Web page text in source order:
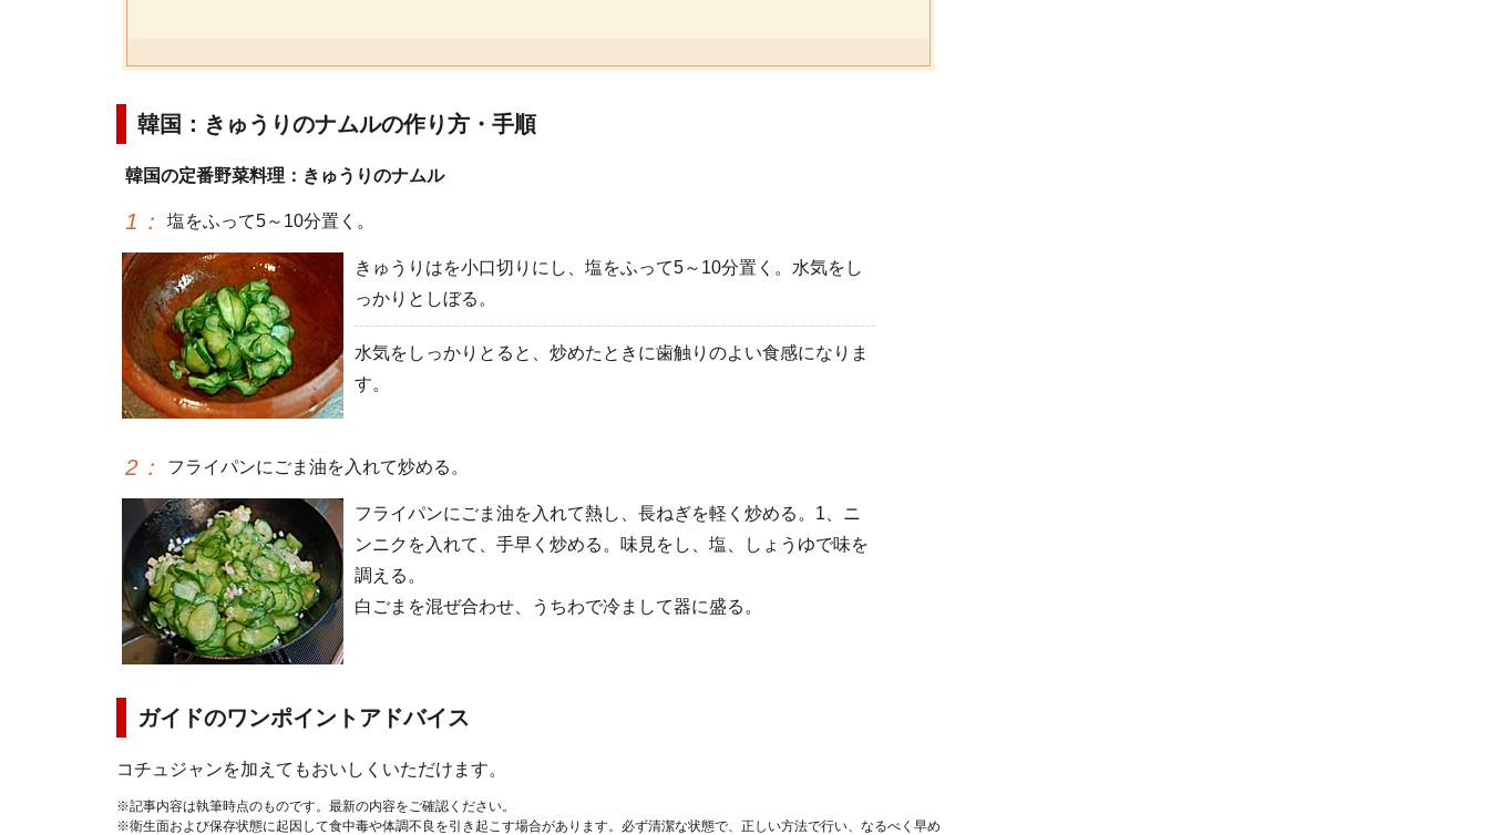
韓国：きゅうりのナムルの作り方・手順
韓国の定番野菜料理：きゅうりのナムル
1 ： 塩をふって5～10分置く。
きゅうりはを小口切りにし、塩をふって5～10分置く。水気をし
っかりとしぼる。
水気をしっかりとると、炒めたときに歯触りのよい食感になりま
す。
2 ： フライパンにごま油を入れて炒める。
フライパンにごま油を入れて熱し、長ねぎを軽く炒める。1、ニ
ンニクを入れて、手早く炒める。味見をし、塩、しょうゆで味を
調える。
白ごまを混ぜ合わせ、うちわで冷まして器に盛る。
ガイドのワンポイントアドバイス
コチュジャンを加えてもおいしくいただけます。
※記事内容は執筆時点のものです。最新の内容をご確認ください。
※衛生面および保存状態に起因して食中毒や体調不良を引き起こす場合があります。必ず清潔な状態で、正しい方法で行い、なるべく早め